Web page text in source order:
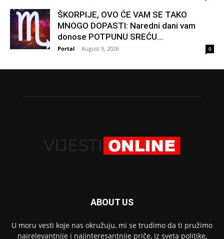
ŠKORPIJE, OVO ĆE VAM SE TAKO
MNOGO DOPASTI: Naredni dani vam
donose POTPUNU SREĆU...
Portal - August 9, 2026 0
ABOUT US
U moru vesti koje nas okružuju, mi se trudimo da ti pružimo
najrelevantnije i najinteresantnije priče, iz sveta politike,